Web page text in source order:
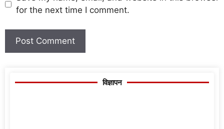
for the next time I comment.
विज्ञापन